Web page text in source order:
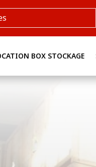
BOX STOCKAGE